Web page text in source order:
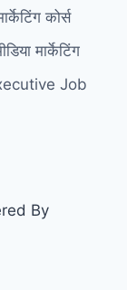
कोर्स
मार्केटिंग
Job
By